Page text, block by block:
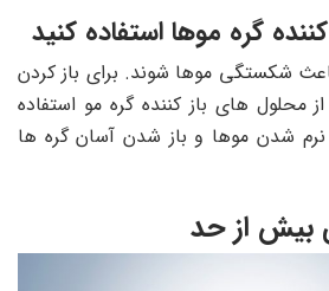
گره موها استفاده کنید
شکستگی موها شوند. برای باز کردن
محلول های باز کننده گره مو استفاده
شدن موها و باز شدن آسان گره ها
بیش از حد